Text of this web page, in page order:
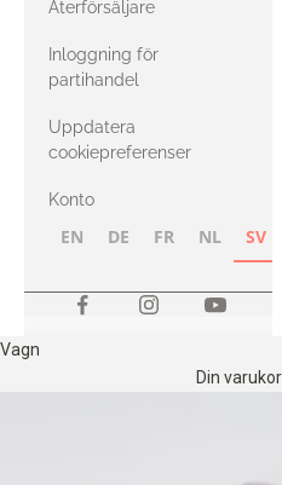
med Heavy
Merino
Återförsäljare
Inloggning för
partihandel
Uppdatera
cookiepreferenser
Konto
EN DE FR NL SV
Vagn
Din